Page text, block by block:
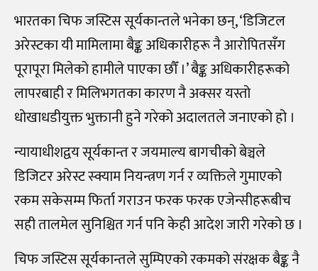
भारतका चिफ जस्टिस सूर्यकान्तले भनेका छन्, ‘डिजिटल
अरेस्टका यी मामिलामा बैङ्क अधिकारीहरू नै आरोपितसँग
पूरापूरा मिलेको हामीले पाएका छौँ ।’ बैङ्क अधिकारीहरूको
लापरबाही र मिलिभगतका कारण नै अक्सर यस्तो
धोखाधडीयुक्त भुक्तानी हुने गरेको अदालतले जनाएको हो ।
न्यायाधीशद्वय सूर्यकान्त र जयमाल्य बागचीको बेञ्चले
डिजिटर अरेस्ट स्क्याम नियन्त्रण गर्न र व्यक्तिले गुमाएको
रकम सकेसम्म फिर्ता गराउन फरक फरक एजेन्सीहरूबीच
सही तालमेल सुनिश्चित गर्न पनि केही आदेश जारी गरेको छ ।
चिफ जस्टिस सूर्यकान्तले सुम्पिएको रकमको संरक्षक बैङ्क नै